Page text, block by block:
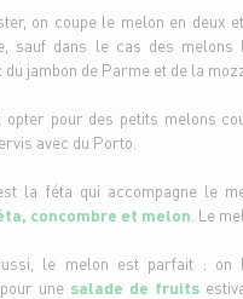
on coupe le melon en deux
sauf dans le cas des
du jambon de Parme et de la
opter pour des petits melons
avec du Porto.
la féta qui accompagne le
concombre et melon . Le
le melon est parfait : on
une salade de fruits